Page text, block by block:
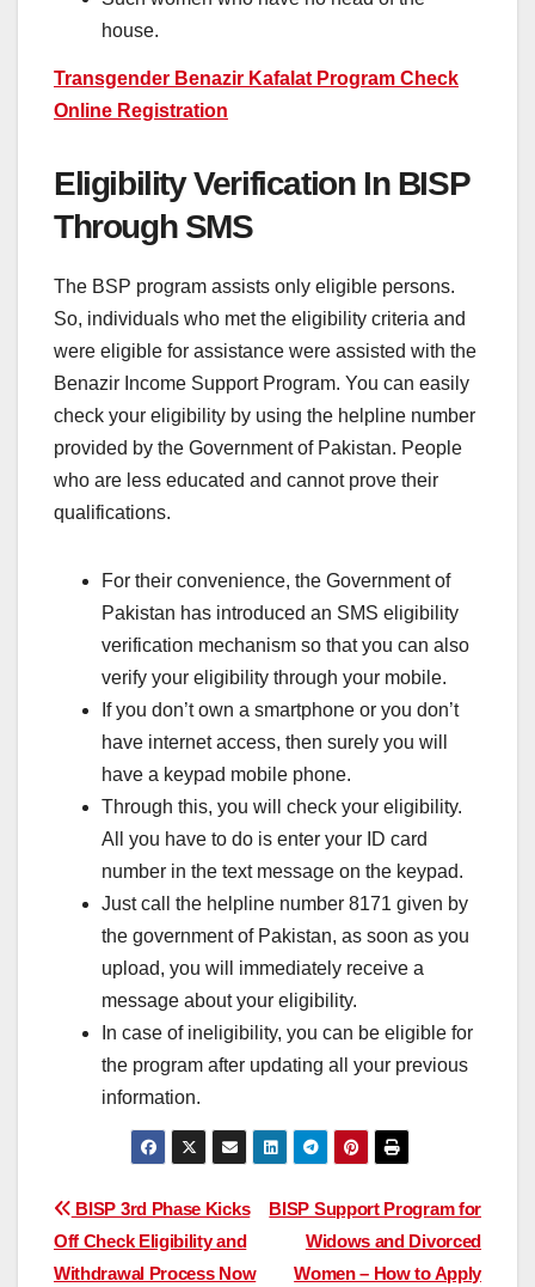
house.
Transgender Benazir Kafalat Program Check
Online Registration
Eligibility Verification In BISP
Through SMS
The BSP program assists only eligible persons.
So, individuals who met the eligibility criteria and
were eligible for assistance were assisted with the
Benazir Income Support Program. You can easily
check your eligibility by using the helpline number
provided by the Government of Pakistan. People
who are less educated and cannot prove their
qualifications.
For their convenience, the Government of
Pakistan has introduced an SMS eligibility
verification mechanism so that you can also
verify your eligibility through your mobile.
If you don’t own a smartphone or you don’t
have internet access, then surely you will
have a keypad mobile phone.
Through this, you will check your eligibility.
All you have to do is enter your ID card
number in the text message on the keypad.
Just call the helpline number 8171 given by
the government of Pakistan, as soon as you
upload, you will immediately receive a
message about your eligibility.
In case of ineligibility, you can be eligible for
the program after updating all your previous
information.
Post
navigation
BISP Support Program for
Widows and Divorced
Women – How to Apply
BISP 3rd Phase Kicks
Off Check Eligibility and
Withdrawal Process Now